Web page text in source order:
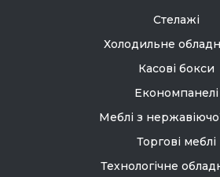
Стелажі
Холодильне
Касові бокси
Економпанелі
Меблі з
Торгові меблі
Технологічне